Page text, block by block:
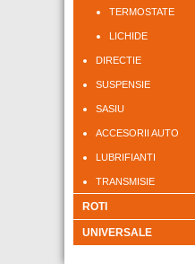
TERMOSTATE
LICHIDE
DIRECTIE
SUSPENSIE
SASIU
ACCESORII AUTO
LUBRIFIANTI
TRANSMISIE
ROTI
UNIVERSALE